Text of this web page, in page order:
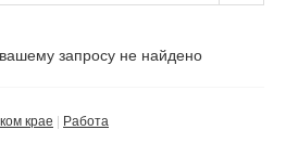
запросу не найдено
крае Работа